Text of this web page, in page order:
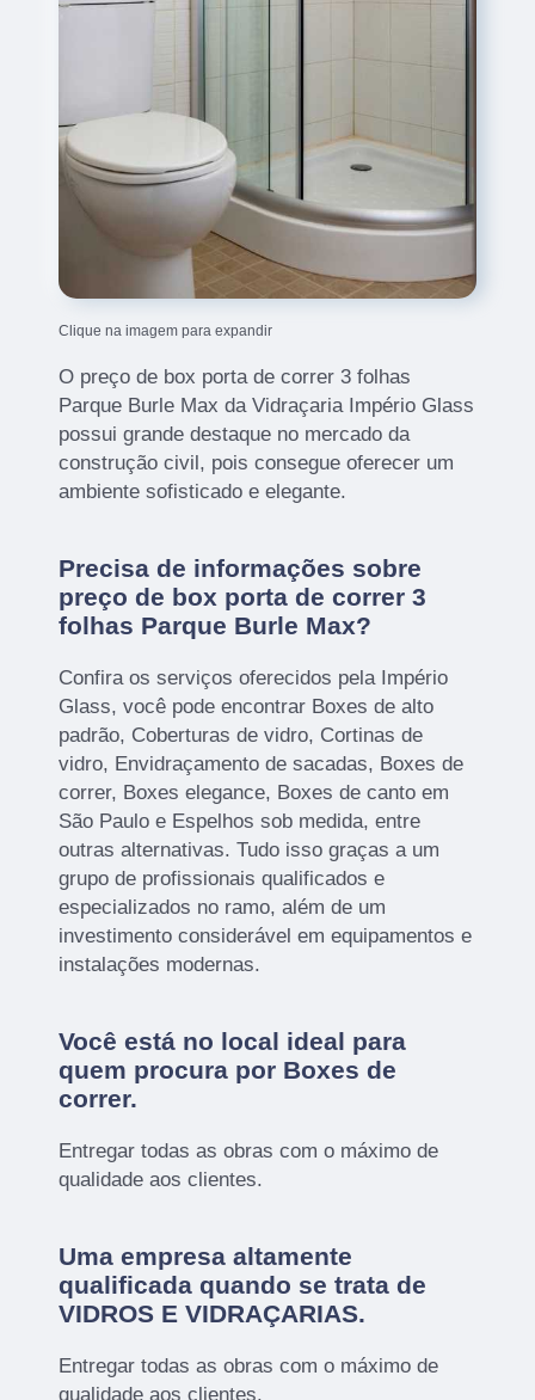
Clique na imagem para expandir
O preço de box porta de correr 3 folhas
Parque Burle Max da Vidraçaria Império Glass
possui grande destaque no mercado da
construção civil, pois consegue oferecer um
ambiente sofisticado e elegante.
Precisa de informações sobre
preço de box porta de correr 3
folhas Parque Burle Max?
Confira os serviços oferecidos pela Império
Glass, você pode encontrar Boxes de alto
padrão, Coberturas de vidro, Cortinas de
vidro, Envidraçamento de sacadas, Boxes de
correr, Boxes elegance, Boxes de canto em
São Paulo e Espelhos sob medida, entre
outras alternativas. Tudo isso graças a um
grupo de profissionais qualificados e
especializados no ramo, além de um
investimento considerável em equipamentos e
instalações modernas.
Você está no local ideal para
quem procura por Boxes de
correr.
Entregar todas as obras com o máximo de
qualidade aos clientes.
Uma empresa altamente
qualificada quando se trata de
VIDROS E VIDRAÇARIAS.
Entregar todas as obras com o máximo de
qualidade aos clientes.